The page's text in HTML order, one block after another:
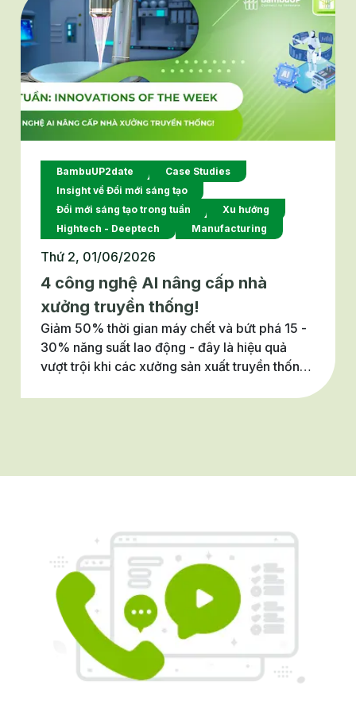
phải trả giá gì nếu từ chối xanh hóa? Cùng
BambuUP tìm hiểu trong bài viết này.
BambuUP2date
Case Studies
Insight về Đổi mới sáng tạo
Đổi mới sáng tạo trong tuần
Xu hướng
Hightech - Deeptech
Manufacturing
Thứ 2, 01/06/2026
4 công nghệ AI nâng cấp nhà
xưởng truyền thống!
Giảm 50% thời gian máy chết và bứt phá 15 -
30% năng suất lao động - đây là hiệu quả
vượt trội khi các xưởng sản xuất truyền thống
lực và giải quyết triệt để bài toán chi phí. Tuần
giúp các nhà xưởng tự tin chuyển mình và
giành lợi thế cạnh tranh khốc liệt trên chuỗi
cung ứng toàn cầu: